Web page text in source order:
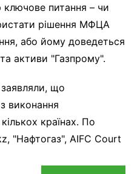
питання – чи
рішення МФЦА
або йому доведеться
активи "Газпрому".
заявляли, що
виконання
країнах. По
"Нафтогаз", AIFC Court